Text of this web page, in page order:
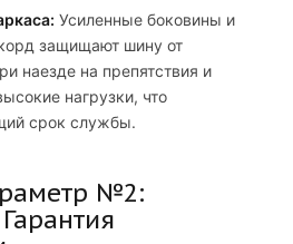
Усиленные боковины и
защищают шину от
наезде на препятствия и
нагрузки, что
срок службы.
№2: